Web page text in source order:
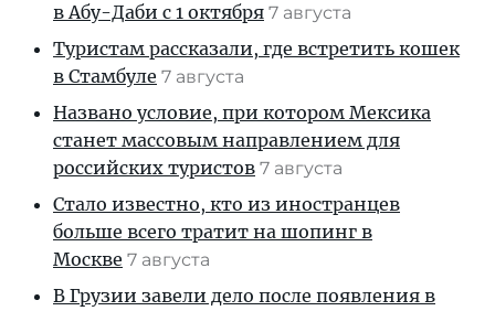
в Абу-Даби с 1 октября 7 августа
Туристам рассказали, где встретить кошек
в Стамбуле 7 августа
Названо условие, при котором Мексика
станет массовым направлением для
российских туристов 7 августа
Стало известно, кто из иностранцев
больше всего тратит на шопинг в
Москве 7 августа
В Грузии завели дело после появления в